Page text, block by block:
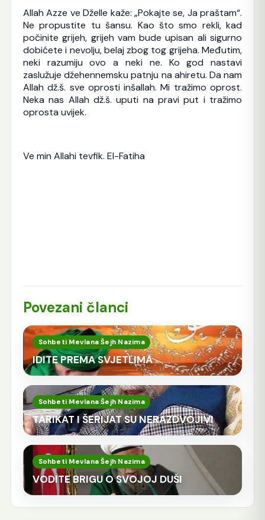
Allah Azze ve Dželle kaže: „Pokajte se, Ja praštam“.
Ne propustite tu šansu. Kao što smo rekli, kad
počinite grijeh, grijeh vam bude upisan ali sigurno
dobićete i nevolju, belaj zbog tog grijeha. Međutim,
neki razumiju ovo a neki ne. Ko god nastavi
zaslužuje džehennemsku patnju na ahiretu. Da nam
Allah dž.š. sve oprosti inšallah. Mi tražimo oprost.
Neka nas Allah dž.š. uputi na pravi put i tražimo
oprosta uvijek.
Ve min Allahi tevfik. El-Fatiha
Povezani članci
Sohbeti Mevlana Šejh Nazima
IDITE PREMA SVJETLIMA
Sohbeti Mevlana Šejh Nazima
TARIKAT I ŠERIJAT SU NERAZDVOJIVI
Sohbeti Mevlana Šejh Nazima
VODITE BRIGU O SVOJOJ DUŠI